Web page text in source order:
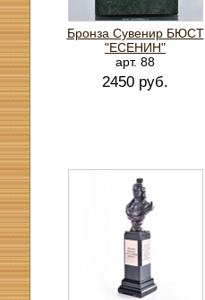
Бронза Сувенир БЮСТ
"ЕСЕНИН"
арт. 88
2450 руб.